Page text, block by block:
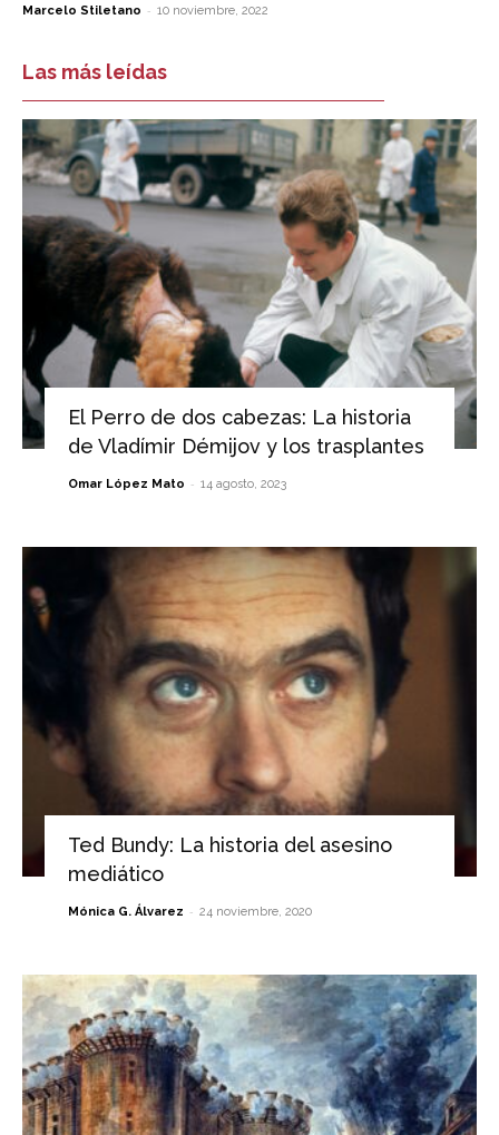
Marcelo Stiletano - 10 noviembre, 2022
Las más leídas
El Perro de dos cabezas: La historia
de Vladímir Démijov y los trasplantes
Omar López Mato - 14 agosto, 2023
Ted Bundy: La historia del asesino
mediático
Mónica G. Álvarez - 24 noviembre, 2020